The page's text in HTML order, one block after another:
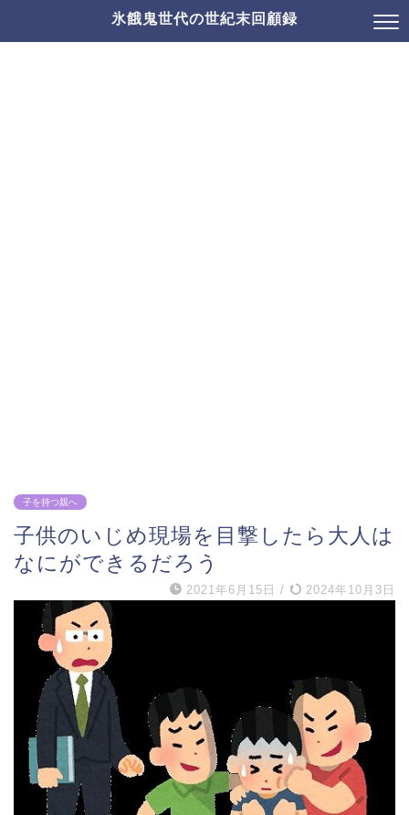
氷餓鬼世代の世紀末回顧録
子を持つ親へ
子供のいじめ現場を目撃したら大人は
なにができるだろう
2021年6月15日 / 2024年10月3日